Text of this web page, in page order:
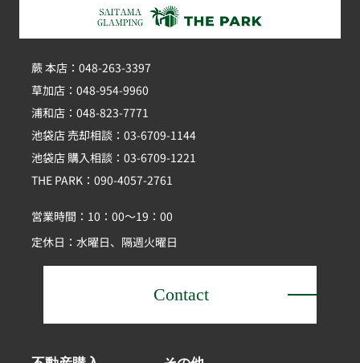
蕨 本店：048-263-3397
草加店：048-954-9960
浦和店：048-823-7771
池袋店 売却相談：03-6709-1144
池袋店 購入相談：03-6709-1221
THE PARK：090-4057-2761
営業時間：10：00～19：00
定休日：水曜日、隔週火曜日
Contact